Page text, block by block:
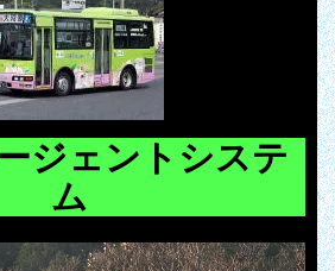
ジェントシステ
ム